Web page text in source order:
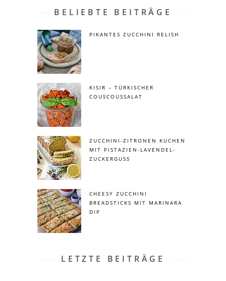
BELIEBTE BEITRÄGE
PIKANTES ZUCCHINI RELISH
KISIR – TÜRKISCHER
COUSCOUSSALAT
ZUCCHINI-ZITRONEN KUCHEN
MIT PISTAZIEN-LAVENDEL-
ZUCKERGUSS
CHEESY ZUCCHINI
BREADSTICKS MIT MARINARA
DIP
LETZTE BEITRÄGE